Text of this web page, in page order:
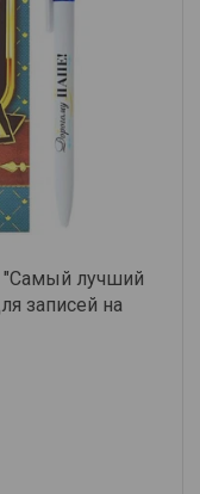
"Самый лучший
записей на